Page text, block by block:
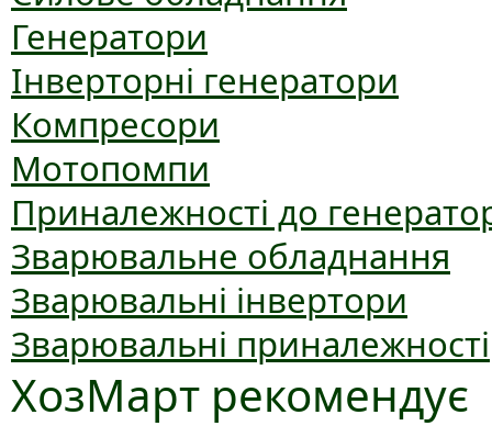
Генератори
Інверторні генератори
Компресори
Мотопомпи
Приналежності до
Зварювальне обладнання
Зварювальні інвертори
Зварювальні приналежності
ХозМарт рекомендує